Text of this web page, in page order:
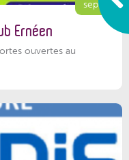
sept.
Ernéen
ouvertes au